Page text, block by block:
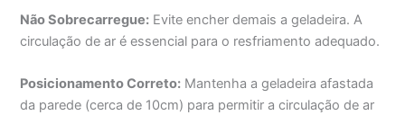
Não Sobrecarregue: Evite encher demais a geladeira. A
circulação de ar é essencial para o resfriamento adequado.
Posicionamento Correto: Mantenha a geladeira afastada
da parede (cerca de 10cm) para permitir a circulação de ar